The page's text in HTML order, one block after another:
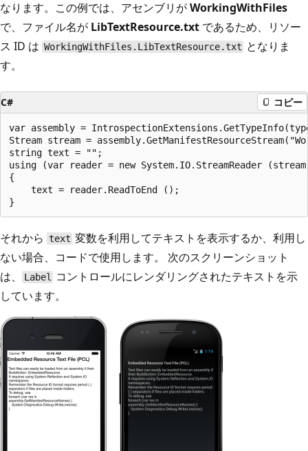
なります。この例では、アセンブリがWorkingWithFiles
で、ファイル名が LibTextResource.txt であるため、リソー
ス ID は WorkingWithFiles.LibTextResource.txt となりま
す。
C# コピー
var assembly =
Stream stream =
string text = "";
using (var reader = new System.IO.StreamReader
{
    text = reader.ReadToEnd ();
それから text 変数を利用してテキストを表示するか、利用し
ない場合、コードで使用します。 次のスクリーンショット
は、
Label
コントロールにレンダリングされたテキストを示
しています。